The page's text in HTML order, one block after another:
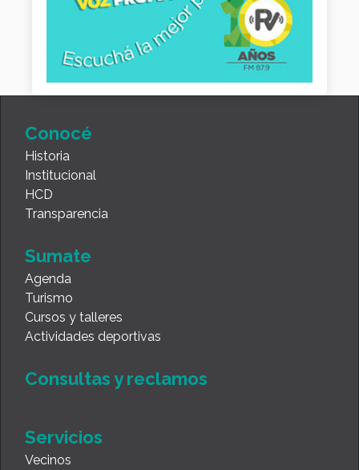
Conocé
Historia
Institucional
HCD
Transparencia
Sumate
Agenda
Turismo
Cursos y talleres
Actividades deportivas
Consultas y reclamos
Servicios
Vecinos